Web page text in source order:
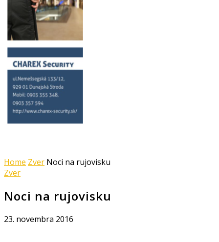
Home Zver Noci na rujovisku
Zver
Noci na rujovisku
23. novembra 2016